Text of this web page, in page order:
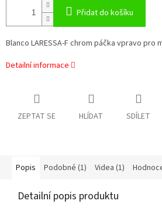
Přidat do košíku
Blanco LARESSA-F chrom páčka vpravo pro
Detailní informace
ZEPTAT SE HLÍDAT SDÍLET
Popis Podobné (1) Videa (1)
Detailní popis produktu